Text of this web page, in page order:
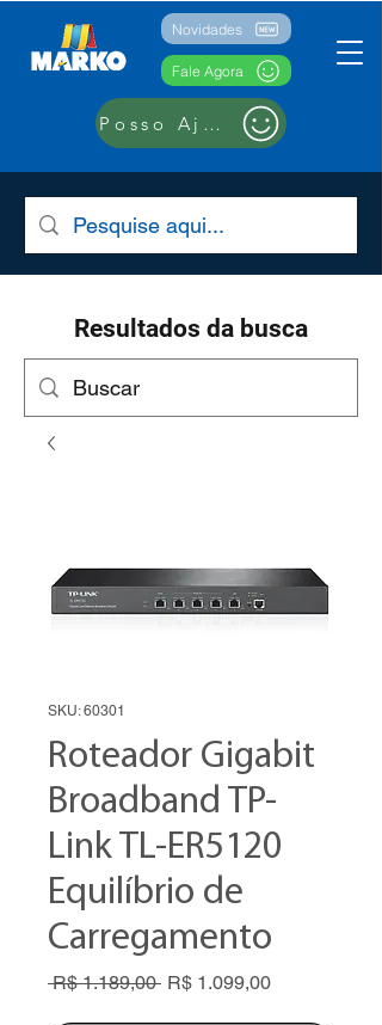
Novidades
Fale Agora
Posso Ajudar??
Resultados da busca
SKU: 60301
Roteador Gigabit
Broadband TP-
Link TL-ER5120
Equilíbrio de
Carregamento
R$ 1.189,00 Preço
R$ 1.099,00Preço